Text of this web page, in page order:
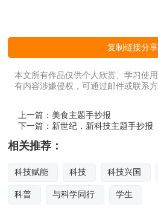
复制链接分享
本文所有作品仅供个人欣赏、学习使
有内容涉嫌侵权，可通过邮件或联系
上一篇： 美食主题手抄报
下一篇： 新世纪，新科技主题手抄报
相关推荐：
科技赋能 科技 科技兴国
科普 与科学同行 学生